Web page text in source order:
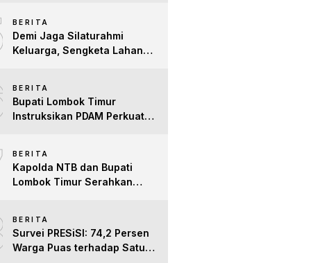
BERITA
Demi Jaga Silaturahmi
Keluarga, Sengketa Lahan
BERITA
Bupati Lombok Timur
Instruksikan PDAM Perkuat
Terpenuhi
BERITA
Kapolda NTB dan Bupati
Lombok Timur Serahkan
Kepedulian Sosial
BERITA
Survei PRESiSI: 74,2 Persen
Warga Puas terhadap Satu